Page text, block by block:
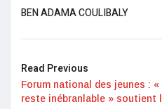
BEN ADAMA COULIBALY
Read Previous
Forum national des jeunes :
reste inébranlable » soutient